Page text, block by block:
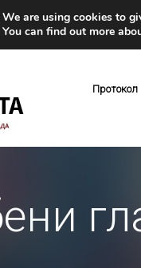
Протокол
We are using cookies to
You can find out more